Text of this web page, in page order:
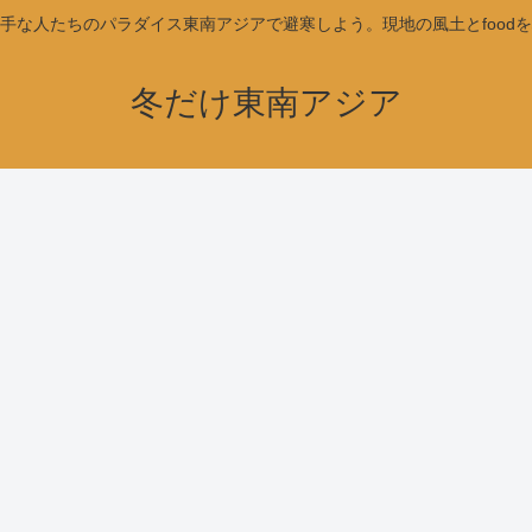
な人たちのパラダイス東南アジアで避寒しよう。現地の風土とfoodを
冬だけ東南アジア